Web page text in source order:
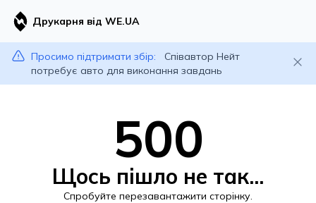
Друкарня від WE.UA
Просимо підтримати збір:
Співавтор Нейт
потребує авто для виконання завдань
500
Щось пішло не так...
Спробуйте перезавантажити сторінку.